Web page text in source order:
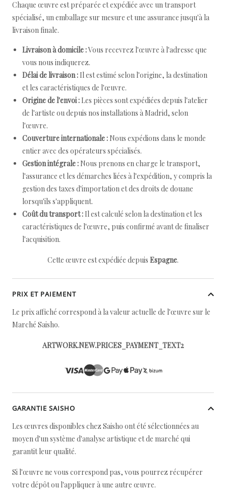
Chaque œuvre est préparée et expédiée avec un transport
spécialisé, un emballage sur mesure et une assurance jusqu'à la
livraison finale.
Livraison à domicile :Vous recevrez l'œuvre à l'adresse que
vous nous indiquerez.
Délai de livraison : Il est estimé selon l'origine, la destination
et les caractéristiques de l'œuvre.
Origine de l'envoi : Les pièces sont expédiées depuis l'atelier
de l'artiste ou depuis nos installations à Madrid, selon
l'œuvre.
Couverture internationale : Nous expédions dans le monde
entier avec des opérateurs spécialisés.
Gestion intégrale : Nous prenons en charge le transport,
l'assurance et les démarches liées à l'expédition, y compris la
gestion des taxes d'importation et des droits de douane
lorsqu'ils s'appliquent.
Coût du transport : Il est calculé selon la destination et les
caractéristiques de l'œuvre, puis confirmé avant de finaliser
l'acquisition.
Cette œuvre est expédiée depuis Espagne.
PRIX ET PAIEMENT
Le prix affiché correspond à la valeur actuelle de l'œuvre sur le
Marché Saisho.
ARTWORK.NEW.PRICES_PAYMENT_TEXT2
GARANTIE SAISHO
Les œuvres disponibles chez Saisho ont été sélectionnées au
moyen d'un système d'analyse artistique et de marché qui
garantit leur qualité.
Si l'œuvre ne vous correspond pas, vous pourrez récupérer
votre dépôt ou l'appliquer à une autre œuvre.